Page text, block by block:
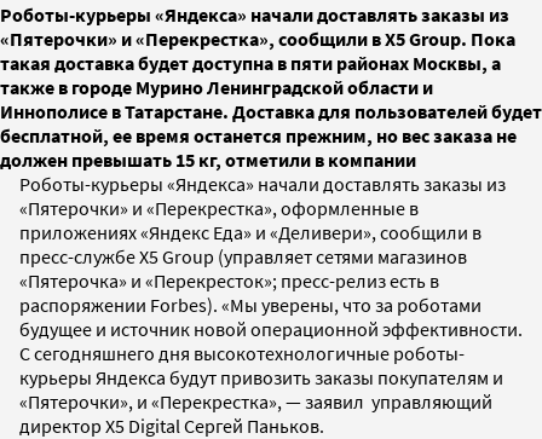
Роботы-курьеры «Яндекса» начали доставлять заказы из
«Пятерочки» и «Перекрестка», сообщили в X5 Group. Пока
такая доставка будет доступна в пяти районах Москвы, а
также в городе Мурино Ленинградской области и
Иннополисе в Татарстане. Доставка для пользователей будет
бесплатной, ее время останется прежним, но вес заказа не
должен превышать 15 кг, отметили в компании
Роботы-курьеры «Яндекса» начали доставлять заказы из
«Пятерочки» и «Перекрестка», оформленные в
приложениях «Яндекс Еда» и «Деливери», сообщили в
пресс-службе X5 Group (управляет сетями магазинов
«Пятерочка» и «Перекресток»; пресс-релиз есть в
распоряжении Forbes). «Мы уверены, что за роботами
будущее и источник новой операционной эффективности.
С сегодняшнего дня высокотехнологичные роботы-
курьеры Яндекса будут привозить заказы покупателям и
«Пятерочки», и «Перекрестка», — заявил управляющий
директор X5 Digital Сергей Паньков.